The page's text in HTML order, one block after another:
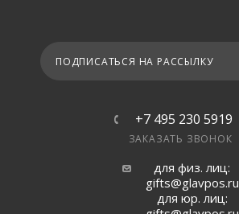
ПОДПИСАТЬСЯ НА РАССЫЛКУ
+7 495 230 5919
ЗАКАЗАТЬ ЗВОНОК
для физ. лиц:
gifts@glavpos.ru
для юр. лиц: